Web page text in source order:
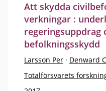
Att skydda
verkningar :
befolkningsskydd
Larsson Per · Denward
Totalförsvarets